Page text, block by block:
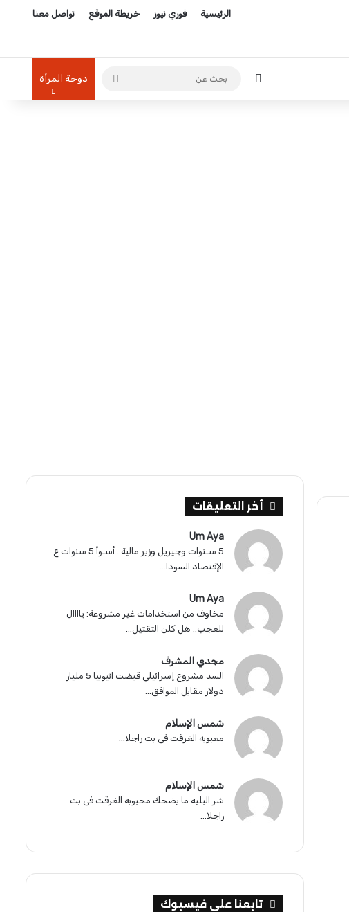
الرئيسية فوري نيوز خريطة الموقع تواصل معنا
تسجيل الدخول
عن
دوحة المرأة
أخر التعليقات
Um Aya
5 سـنوات وجيريل وزير مالية.. أسـوأ 5 سنوات ع
الإقتصاد السودا...
Um Aya
مخاوف من استخدامات غير مشروعة: ياااال
للعجب.. هل كلن التقتيل...
مجدي المشرف
السد مشروع إسرائيلي قبضت اثيوبيا 5 مليار
دولار مقابل الموافق...
شمس الإسلام
معبوبه الغرقت فى بت راجلا...
شمس الإسلام
شر البليه ما يضحك محبوبه الغرقت فى بت
راجلا...
تابعنا على فيسبوك